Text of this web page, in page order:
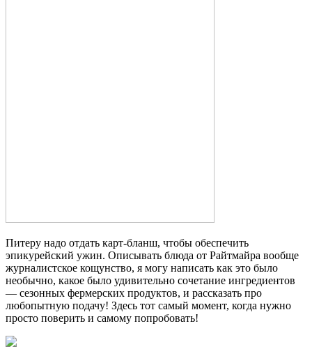
Питеру надо отдать карт-бланш, чтобы обеспечить
эпикурейский ужин. Описывать блюда от Райтмайра вообще
журналистское кощунство, я могу написать как это было
необычно, какое было удивительно сочетание ингредиентов
— сезонных фермерских продуктов, и рассказать про
любопытную подачу! Здесь тот самый момент, когда нужно
просто поверить и самому попробовать!